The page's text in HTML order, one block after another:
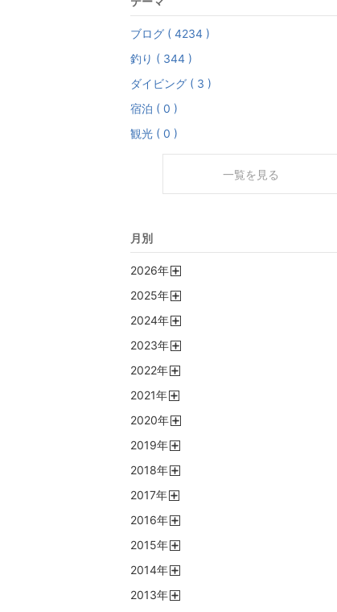
ブログ ( 4234 )
釣り ( 344 )
ダイビング ( 3 )
宿泊 ( 0 )
観光 ( 0 )
一覧を見る
月別
2026年
2025年
2024年
2023年
2022年
2021年
2020年
2019年
2018年
2017年
2016年
2015年
2014年
2013年